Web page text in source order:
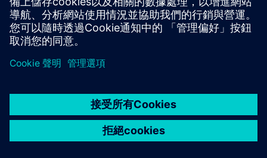
觀看
隨選網路研討會| 加速創新：AI 實現進階跨領域設計最佳化
閱讀
| 從複雜性到競爭優勢：AI 驅動的效能工程
白皮書| 使用 AI 徹底改變產品設計：NX 和 Xpedition 的未